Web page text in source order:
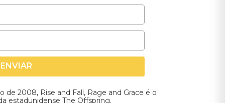
ENVIAR
2008, Rise and Fall, Rage and Grace é o
estadunidense The Offspring.